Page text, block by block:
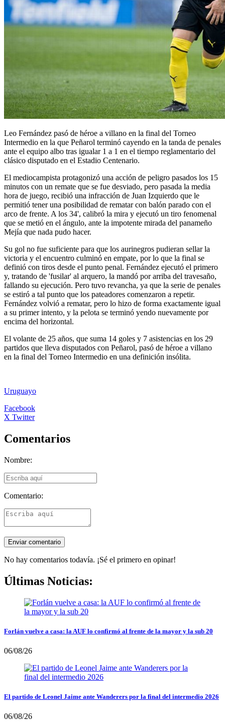
Leo Fernández pasó de héroe a villano en la final del Torneo
Intermedio en la que Peñarol terminó cayendo en la tanda de penales
ante el equipo albo tras igualar 1 a 1 en el tiempo reglamentario del
clásico disputado en el Estadio Centenario.
El mediocampista protagonizó una acción de peligro pasados los 15
minutos con un remate que se fue desviado, pero pasada la media
hora de juego, recibió una infracción de Juan Izquierdo que le
permitió tener una posibilidad de rematar con balón parado con el
arco de frente. A los 34', calibró la mira y ejecutó un tiro fenomenal
que se metió en el ángulo, ante la impotente mirada del panameño
Mejía que nada pudo hacer.
Su gol no fue suficiente para que los aurinegros pudieran sellar la
victoria y el encuentro culminó en empate, por lo que la final se
definió con tiros desde el punto penal. Fernández ejecutó el primero
y, tratando de 'fusilar' al arquero, la mandó por arriba del travesaño,
fallando su ejecución. Pero tuvo revancha, ya que la serie de penales
se estiró a tal punto que los pateadores comenzaron a repetir.
Fernández volvió a rematar, pero lo hizo de forma exactamente igual
a su primer intento, y la pelota se terminó yendo nuevamente por
encima del horizontal.
El volante de 25 años, que suma 14 goles y 7 asistencias en los 29
partidos que lleva disputados con Peñarol, pasó de héroe a villano
en la final del Torneo Intermedio en una definición insólita.
Uruguayo
Facebook
X Twitter
Comentarios
Nombre:
Comentario:
No hay comentarios todavía. ¡Sé el primero en opinar!
Últimas Noticias:
Forlán vuelve a casa: la AUF lo confirmó al frente de la mayor y la sub 20
06/08/26
El partido de Leonel Jaime ante Wanderers por la final del intermedio 2026
06/08/26